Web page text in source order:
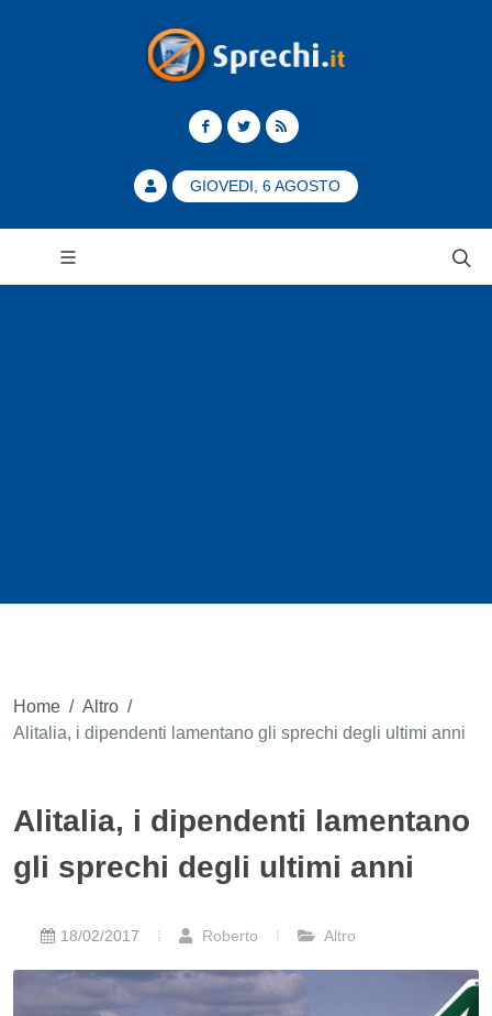
GIOVEDI, 6 AGOSTO
Home / Altro /
Alitalia, i dipendenti lamentano gli sprechi degli ultimi anni
Alitalia, i dipendenti lamentano
gli sprechi degli ultimi anni
18/02/2017 Roberto Altro